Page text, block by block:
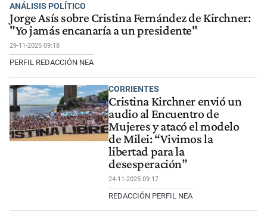
ANÁLISIS POLÍTICO
Jorge Asís sobre Cristina Fernández de Kirchner:
"Yo jamás encanaría a un presidente"
29-11-2025 09:18
PERFIL REDACCIÓN NEA
CORRIENTES
Cristina Kirchner envió un
audio al Encuentro de
Mujeres y atacó el modelo
de Milei: “Vivimos la
libertad para la
desesperación”
24-11-2025 09:17
REDACCIÓN PERFIL NEA